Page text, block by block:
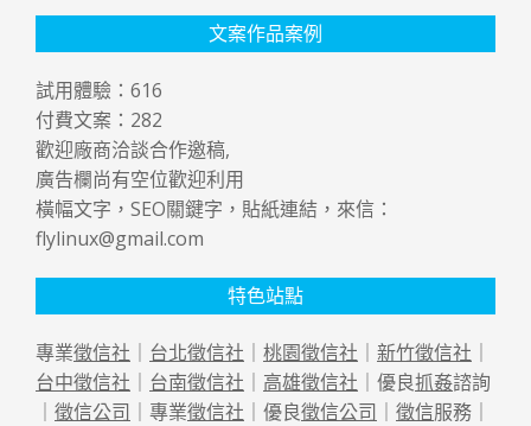
文案作品案例
試用體驗： 616
付費文案： 282
歡迎廠商洽談合作邀稿,
廣告欄尚有空位歡迎利用
橫幅文字，SEO關鍵字，貼紙連結，來信：
flylinux@gmail.com
特色站點
專業徵信社 台北徵信社 桃園徵信社 新竹徵信社
台中徵信社
台南徵信社 高雄徵信社 ｜優良抓姦諮詢
徵信公司 ｜專業徵信社 ｜優良徵信公司 徵信服務｜